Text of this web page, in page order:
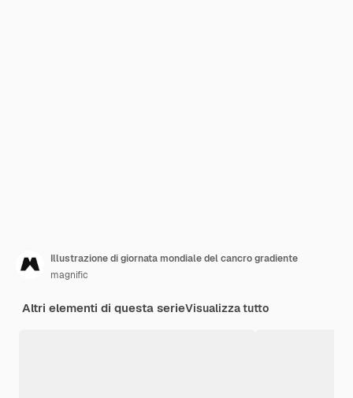
Illustrazione di giornata mondiale del cancro gradiente
magnific
Altri elementi di questa serieVisualizza tutto